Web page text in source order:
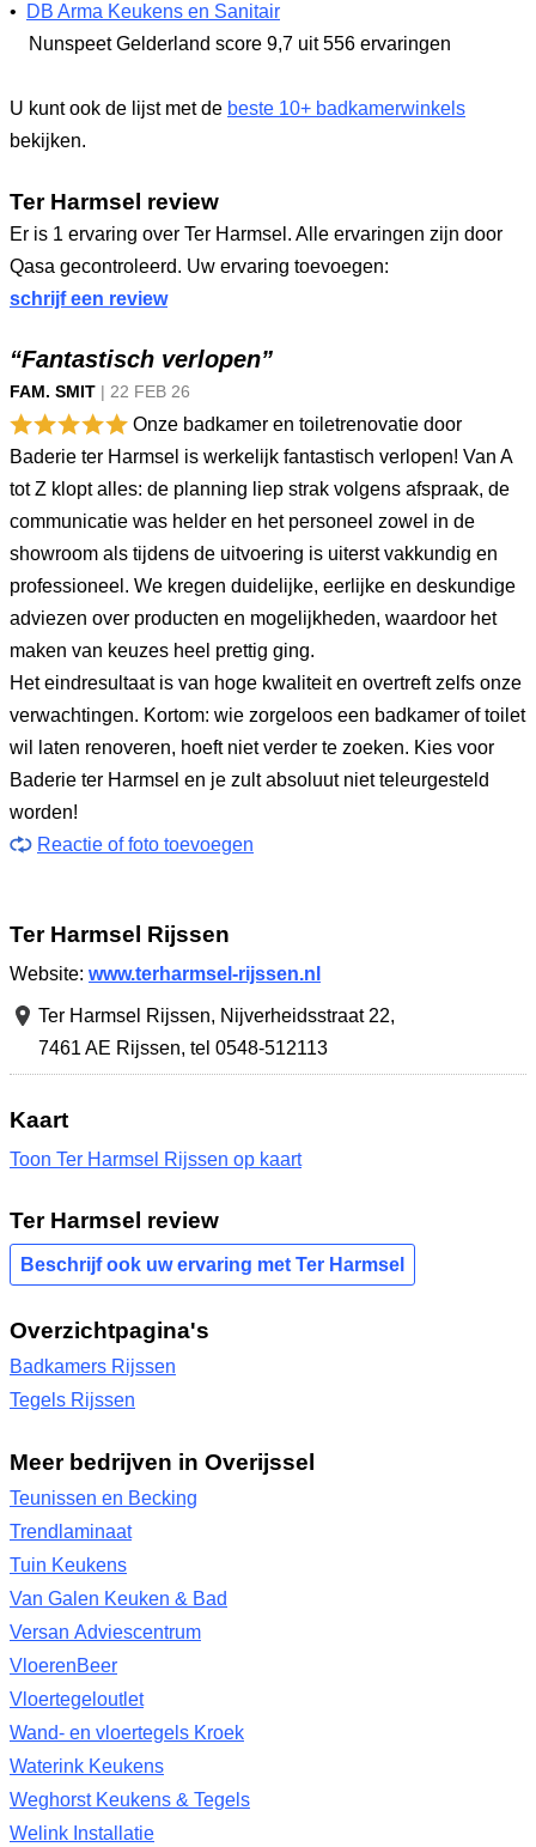
•
DB Arma Keukens en Sanitair
Nunspeet Gelderland score 9,7 uit 556 ervaringen
U kunt ook de lijst met de beste 10+ badkamerwinkels
bekijken.
Ter Harmsel review
Er is 1 ervaring over Ter Harmsel. Alle ervaringen zijn door
Qasa gecontroleerd. Uw ervaring toevoegen:
schrijf een review
“Fantastisch verlopen”
FAM. SMIT | 22 FEB 26
Onze badkamer en toiletrenovatie door
Baderie ter Harmsel is werkelijk fantastisch verlopen! Van A
tot Z klopt alles: de planning liep strak volgens afspraak, de
communicatie was helder en het personeel zowel in de
showroom als tijdens de uitvoering is uiterst vakkundig en
professioneel. We kregen duidelijke, eerlijke en deskundige
adviezen over producten en mogelijkheden, waardoor het
maken van keuzes heel prettig ging.
Het eindresultaat is van hoge kwaliteit en overtreft zelfs onze
verwachtingen. Kortom: wie zorgeloos een badkamer of toilet
wil laten renoveren, hoeft niet verder te zoeken. Kies voor
Baderie ter Harmsel en je zult absoluut niet teleurgesteld
worden!
Reactie of foto toevoegen
Ter Harmsel Rijssen
Website: www.terharmsel-rijssen.nl
Ter Harmsel Rijssen, Nijverheidsstraat 22,
7461 AE Rijssen, tel 0548-512113
Kaart
Toon Ter Harmsel Rijssen op kaart
Ter Harmsel review
Beschrijf ook uw ervaring met Ter Harmsel
Overzichtpagina's
Badkamers Rijssen
Tegels Rijssen
Meer bedrijven in Overijssel
Teunissen en Becking
Trendlaminaat
Tuin Keukens
Van Galen Keuken & Bad
Versan Adviescentrum
VloerenBeer
Vloertegeloutlet
Wand- en vloertegels Kroek
Waterink Keukens
Weghorst Keukens & Tegels
Welink Installatie